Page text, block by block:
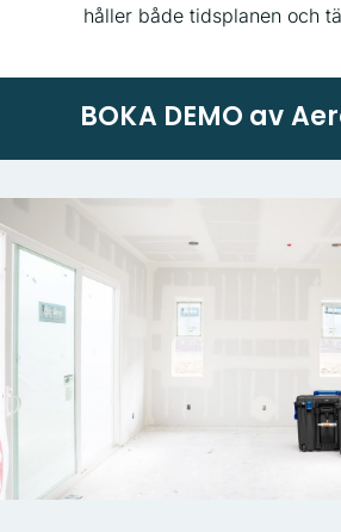
håller både tidsplanen och
BOKA DEMO av